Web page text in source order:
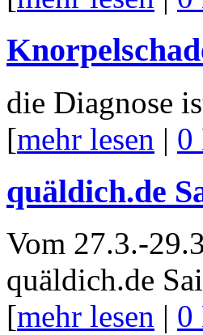
die Diagnose
[mehr lesen | 0
quäldich.de
Vom 27.3.-
quäldich.de
[mehr lesen | 0